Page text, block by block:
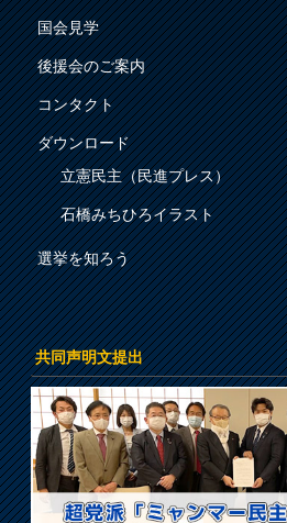
国会見学
後援会のご案内
コンタクト
ダウンロード
立憲民主（民進プレス）
石橋みちひろイラスト
選挙を知ろう
共同声明文提出